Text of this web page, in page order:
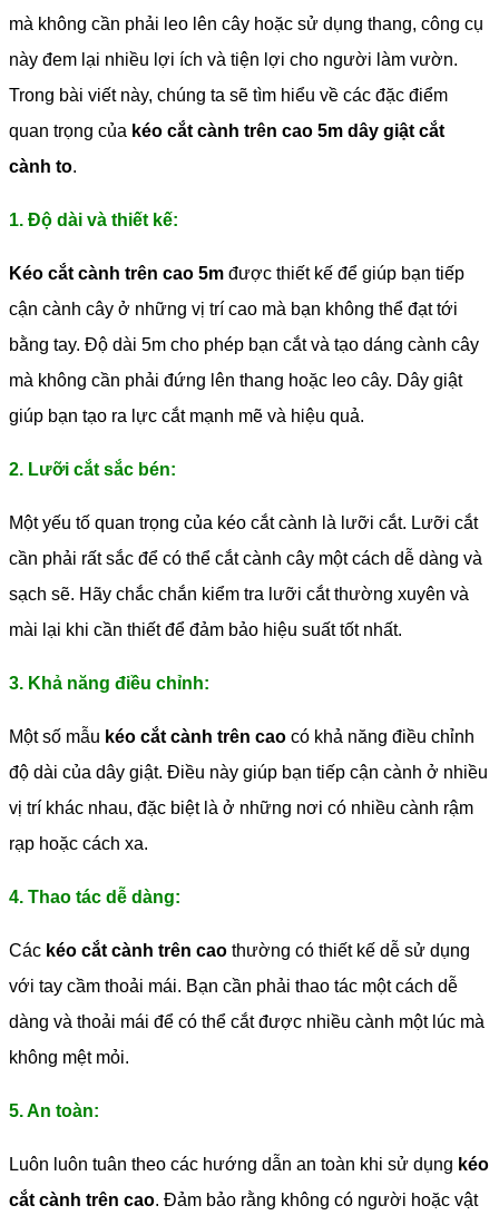
mà không cần phải leo lên cây hoặc sử dụng thang, công cụ
này đem lại nhiều lợi ích và tiện lợi cho người làm vườn.
Trong bài viết này, chúng ta sẽ tìm hiểu về các đặc điểm
quan trọng của kéo cắt cành trên cao 5m dây giật cắt
cành to.
1. Độ dài và thiết kế:
Kéo cắt cành trên cao 5m được thiết kế để giúp bạn tiếp
cận cành cây ở những vị trí cao mà bạn không thể đạt tới
bằng tay. Độ dài 5m cho phép bạn cắt và tạo dáng cành cây
mà không cần phải đứng lên thang hoặc leo cây. Dây giật
giúp bạn tạo ra lực cắt mạnh mẽ và hiệu quả.
2. Lưỡi cắt sắc bén:
Một yếu tố quan trọng của kéo cắt cành là lưỡi cắt. Lưỡi cắt
cần phải rất sắc để có thể cắt cành cây một cách dễ dàng và
sạch sẽ. Hãy chắc chắn kiểm tra lưỡi cắt thường xuyên và
mài lại khi cần thiết để đảm bảo hiệu suất tốt nhất.
3. Khả năng điều chỉnh:
Một số mẫu kéo cắt cành trên cao có khả năng điều chỉnh
độ dài của dây giật. Điều này giúp bạn tiếp cận cành ở nhiều
vị trí khác nhau, đặc biệt là ở những nơi có nhiều cành rậm
rạp hoặc cách xa.
4. Thao tác dễ dàng:
Các kéo cắt cành trên cao thường có thiết kế dễ sử dụng
với tay cầm thoải mái. Bạn cần phải thao tác một cách dễ
dàng và thoải mái để có thể cắt được nhiều cành một lúc mà
không mệt mỏi.
5. An toàn:
Luôn luôn tuân theo các hướng dẫn an toàn khi sử dụng kéo
cắt cành trên cao. Đảm bảo rằng không có người hoặc vật